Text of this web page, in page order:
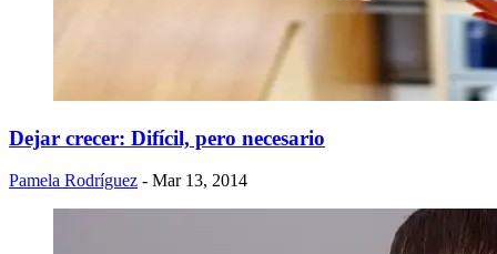
Dejar crecer: Difícil, pero necesario
Pamela Rodríguez - Mar 13, 2014